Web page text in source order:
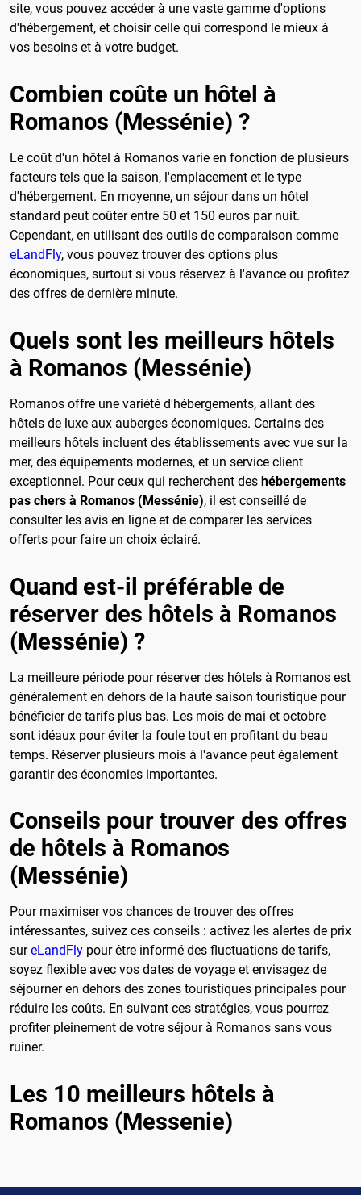
site, vous pouvez accéder à une vaste gamme d'options
d'hébergement, et choisir celle qui correspond le mieux à
vos besoins et à votre budget.
Combien coûte un hôtel à
Romanos (Messénie) ?
Le coût d'un hôtel à Romanos varie en fonction de plusieurs
facteurs tels que la saison, l'emplacement et le type
d'hébergement. En moyenne, un séjour dans un hôtel
standard peut coûter entre 50 et 150 euros par nuit.
Cependant, en utilisant des outils de comparaison comme
eLandFly, vous pouvez trouver des options plus
économiques, surtout si vous réservez à l'avance ou profitez
des offres de dernière minute.
Quels sont les meilleurs hôtels
à Romanos (Messénie)
Romanos offre une variété d'hébergements, allant des
hôtels de luxe aux auberges économiques. Certains des
meilleurs hôtels incluent des établissements avec vue sur la
mer, des équipements modernes, et un service client
exceptionnel. Pour ceux qui recherchent des hébergements
pas chers à Romanos (Messénie), il est conseillé de
consulter les avis en ligne et de comparer les services
offerts pour faire un choix éclairé.
Quand est-il préférable de
réserver des hôtels à Romanos
(Messénie) ?
La meilleure période pour réserver des hôtels à Romanos est
généralement en dehors de la haute saison touristique pour
bénéficier de tarifs plus bas. Les mois de mai et octobre
sont idéaux pour éviter la foule tout en profitant du beau
temps. Réserver plusieurs mois à l'avance peut également
garantir des économies importantes.
Conseils pour trouver des offres
de hôtels à Romanos
(Messénie)
Pour maximiser vos chances de trouver des offres
intéressantes, suivez ces conseils : activez les alertes de prix
sureLandFly pour être informé des fluctuations de tarifs,
soyez flexible avec vos dates de voyage et envisagez de
séjourner en dehors des zones touristiques principales pour
réduire les coûts. En suivant ces stratégies, vous pourrez
profiter pleinement de votre séjour à Romanos sans vous
ruiner.
Les 10 meilleurs hôtels à
Romanos (Messenie)